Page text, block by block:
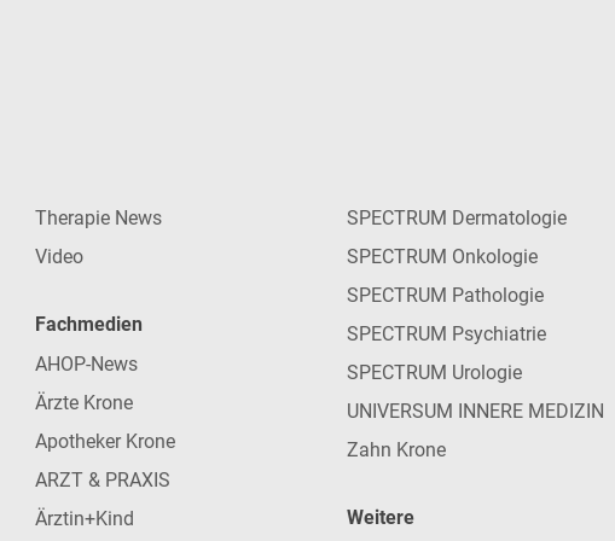
Therapie News
Video
Fachmedien
AHOP-News
Ärzte Krone
Apotheker Krone
ARZT & PRAXIS
Ärztin+Kind
SPECTRUM Dermatologie
SPECTRUM Onkologie
SPECTRUM Pathologie
SPECTRUM Psychiatrie
SPECTRUM Urologie
UNIVERSUM INNERE MEDIZIN
Zahn Krone
Weitere